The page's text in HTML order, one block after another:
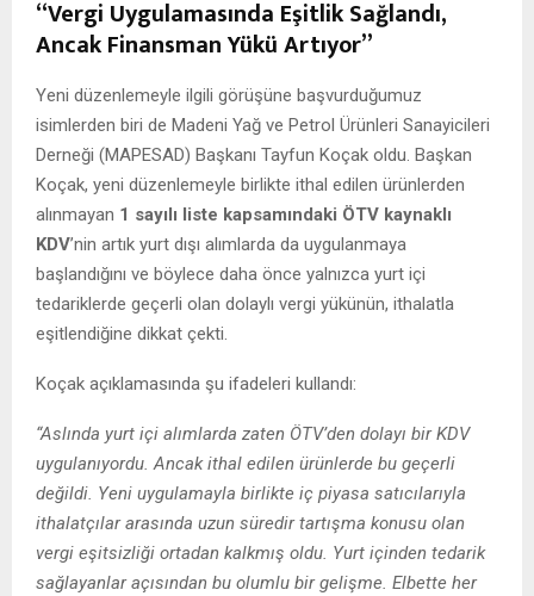
“Vergi Uygulamasında Eşitlik Sağlandı,
Ancak Finansman Yükü Artıyor”
Yeni düzenlemeyle ilgili görüşüne başvurduğumuz
isimlerden biri de Madeni Yağ ve Petrol Ürünleri Sanayicileri
Derneği (MAPESAD) Başkanı Tayfun Koçak oldu. Başkan
Koçak, yeni düzenlemeyle birlikte ithal edilen ürünlerden
alınmayan 1 sayılı liste kapsamındaki ÖTV kaynaklı
KDV’nin artık yurt dışı alımlarda da uygulanmaya
başlandığını ve böylece daha önce yalnızca yurt içi
tedariklerde geçerli olan dolaylı vergi yükünün, ithalatla
eşitlendiğine dikkat çekti.
Koçak açıklamasında şu ifadeleri kullandı:
“Aslında yurt içi alımlarda zaten ÖTV’den dolayı bir KDV
uygulanıyordu. Ancak ithal edilen ürünlerde bu geçerli
değildi. Yeni uygulamayla birlikte iç piyasa satıcılarıyla
ithalatçılar arasında uzun süredir tartışma konusu olan
vergi eşitsizliği ortadan kalkmış oldu. Yurt içinden tedarik
sağlayanlar açısından bu olumlu bir gelişme. Elbette her